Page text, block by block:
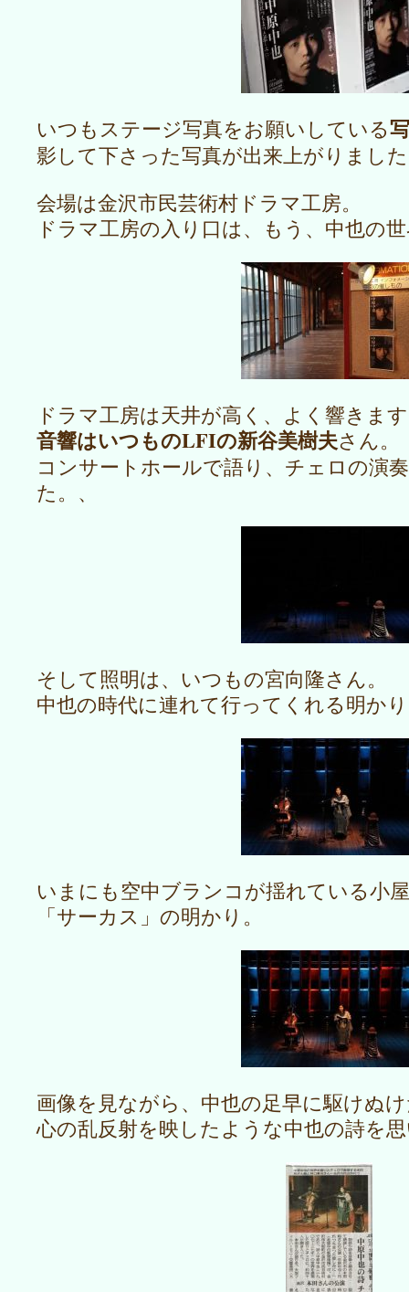
いつもステージ写真をお願いしている
影して下さった写真が出来上がりまし
会場は金沢市民芸術村ドラマ工房。
ドラマ工房の入り口は、もう、中也の
ドラマ工房は天井が高く、よく響きま
音響はいつものLFIの新谷美樹夫さん。
コンサートホールで語り、チェロの演
た。、
そして照明は、いつもの宮向隆さん。
中也の時代に連れて行ってくれる明か
いまにも空中ブランコが揺れている小
「サーカス」の明かり。
画像を見ながら、中也の足早に駆けぬ
心の乱反射を映したような中也の詩を